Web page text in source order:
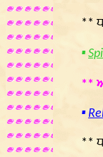
**
▪
**
▪
**